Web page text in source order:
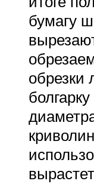
бумагу
обрезки